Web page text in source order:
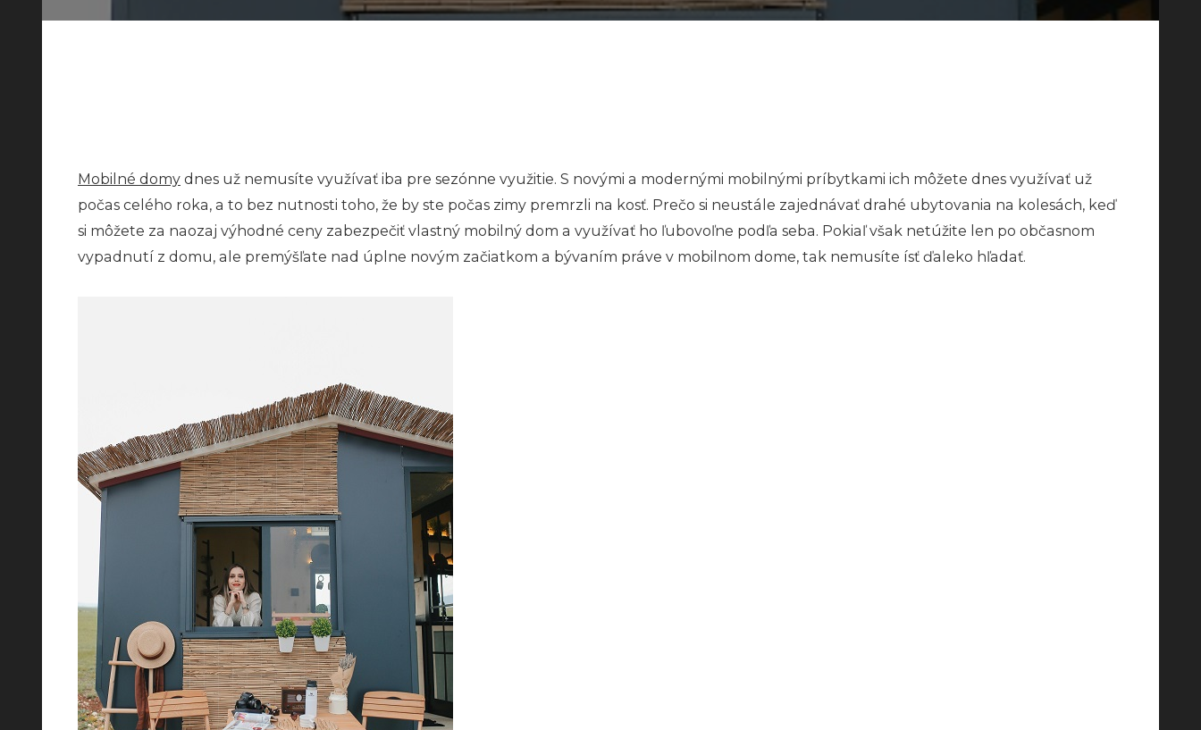
Mobilné domy dnes už nemusíte využívať iba pre sezónne využitie. S novými a modernými mobilnými príbytkami ich môžete dnes využívať už
počas celého roka, a to bez nutnosti toho, že by ste počas zimy premrzli na kosť. Prečo si neustále zajednávať drahé ubytovania na kolesách, keď
si môžete za naozaj výhodné ceny zabezpečiť vlastný mobilný dom a využívať ho ľubovoľne podľa seba. Pokiaľ však netúžite len po občasnom
vypadnutí z domu, ale premýšľate nad úplne novým začiatkom a bývaním práve v mobilnom dome, tak nemusíte ísť ďaleko hľadať.